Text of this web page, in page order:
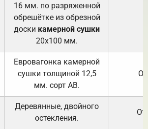
16 мм. по разряженной
обрешётке из обрезной
доски камерной сушки
20х100 мм.
Евровагонка камерной
сушки толщиной 12,5
мм. сорт АВ.
Деревянные, двойного
остекления.